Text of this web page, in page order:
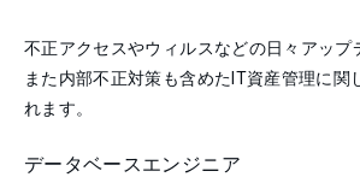
不正アクセスやウィルスなどの日々アップ
また内部不正対策も含めたIT資産管理に関
れます。
データベースエンジニア